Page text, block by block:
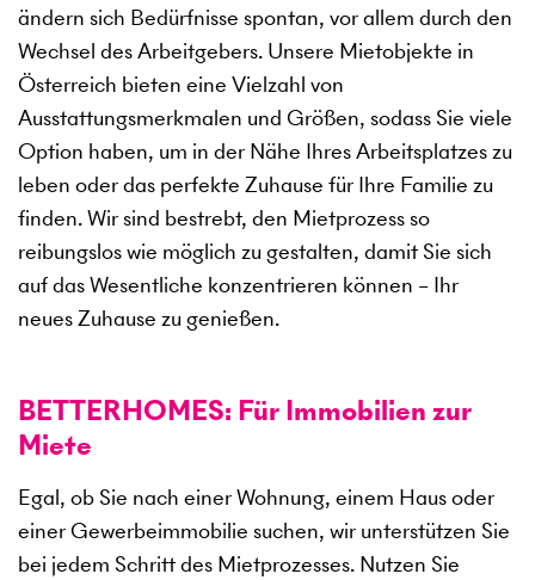
ändern sich Bedürfnisse spontan, vor allem durch den
Wechsel des Arbeitgebers. Unsere Mietobjekte in
Österreich bieten eine Vielzahl von
Ausstattungsmerkmalen und Größen, sodass Sie viele
Option haben, um in der Nähe Ihres Arbeitsplatzes zu
leben oder das perfekte Zuhause für Ihre Familie zu
finden. Wir sind bestrebt, den Mietprozess so
reibungslos wie möglich zu gestalten, damit Sie sich
auf das Wesentliche konzentrieren können – Ihr
neues Zuhause zu genießen.
BETTERHOMES: Für Immobilien zur
Miete
Egal, ob Sie nach einer Wohnung, einem Haus oder
einer Gewerbeimmobilie suchen, wir unterstützen Sie
bei jedem Schritt des Mietprozesses. Nutzen Sie